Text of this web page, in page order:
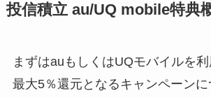
投信積立 au/UQ mobile特典
まずはauもしくはUQモバイルを
最大5％還元となるキャンペーン